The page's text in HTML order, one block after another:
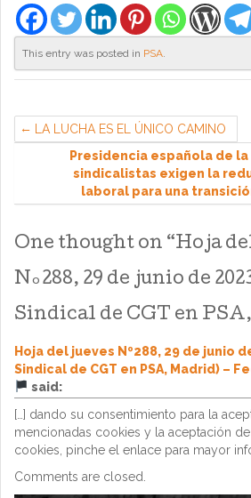
This entry was posted in PSA.
LA LUCHA ES EL ÚNICO CAMINO
Presidencia española de
sindicalistas exigen la
laboral para una
One thought on “Hoja
Nº288, 29 de junio de
Sindical de CGT en
Hoja del jueves Nº288, 29 de junio
Sindical de CGT en PSA, Madrid) –
said:
[…] dando su consentimiento para la
mencionadas cookies y la aceptación
cookies, pinche el enlace para mayor
Comments are closed.